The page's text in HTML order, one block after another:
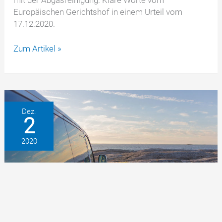
Europäischen Gerichtshof in einem Urteil vom
17.12.2020.
EuGH
Rechte
Verbraucher
Autoherstellern
droht
neue
Klagewelle
Zum Artikel »
Dez.
2
2020